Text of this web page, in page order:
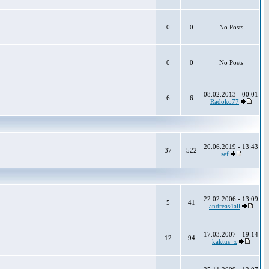
0 0 No Posts
0 0 No Posts
6 6
08.02.2013 - 00:01
Radoko77
37 522
20.06.2019 - 13:43
sef
5 41
22.02.2006 - 13:09
andreas4all
12 94
17.03.2007 - 19:14
kaktus_x